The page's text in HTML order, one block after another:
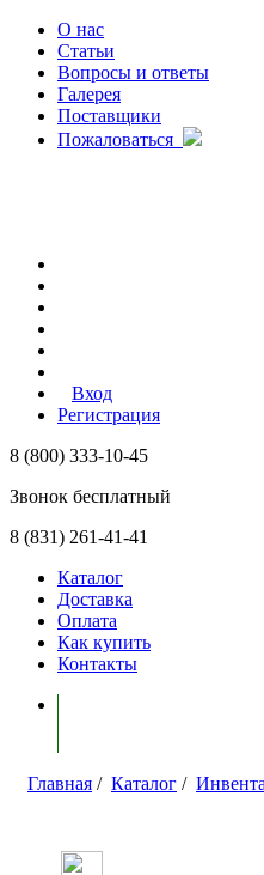
О нас
Статьи
Вопросы и ответы
Галерея
Поставщики
Пожаловаться
Вход
Регистрация
8 (800) 333-10-45
Звонок бесплатный
8 (831) 261-41-41
Каталог
Доставка
Оплата
Как купить
Контакты
Главная / Каталог /